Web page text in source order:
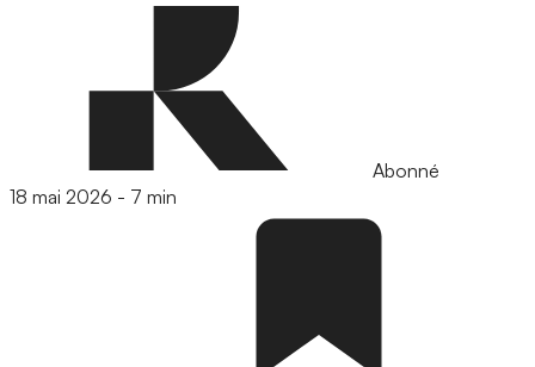
Abonné
18 mai 2026 - 7 min